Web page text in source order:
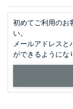
初めてご利用のお
い。
メールアドレス
ができるようにな